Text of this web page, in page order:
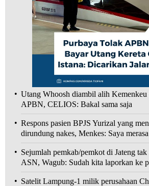
• Utang Whoosh diambil alih
APBN, CELIOS: Bakal sama saja
• Respons pasien BPJS Yurizal yang
dirundung nakes, Menkes: Saya
• Sejumlah pemkab/pemkot di Jateng
ASN, Wagub: Sudah kita laporkan ke
• Satelit Lampung-1 milik perusahaan